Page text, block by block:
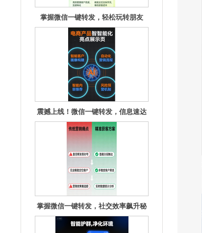
震撼上线！微信一键转发，信息速达
无延迟！
掌握微信一键转发，社交效率飙升秘
籍揭秘